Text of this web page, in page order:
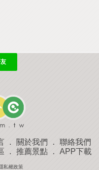
． 關於我們 ． 聯絡我們
． 推薦景點． APP下載
私權政策